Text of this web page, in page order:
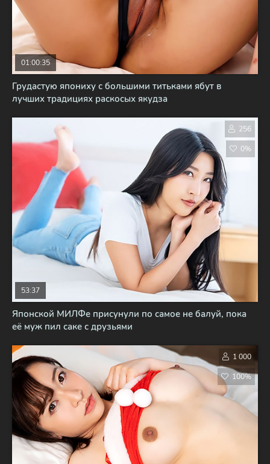
Грудастую япониху с большими титьками ябут в
лучших традициях раскосых якудза
01:00:35
Японской МИЛФе присунули по самое не балуй, пока
её муж пил саке с друзьями
53:37
256
0%
1 000
100%